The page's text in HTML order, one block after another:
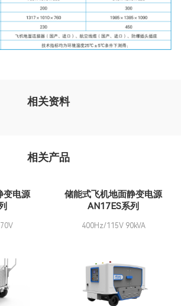
相关资料
相关产品
变电源
储能式飞机地面静变电源
AN17ES系列
400Hz/115V 90kVA